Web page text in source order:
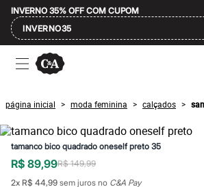
INVERNO 35% OFF COM CUPOM
INVERNO35
Ofertas
Compre por Departamento
Masculino
Infantil
Calçados
Mindse7
Plus Size
Até 20% off
Até 40% off
página inicial > moda feminina > calçados >
tamanco bico quadrado oneself preto 35
R$ 89,99R$ 149,99
2x R$ 44,99 sem juros no C&A Pay